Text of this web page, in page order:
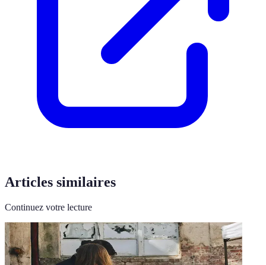
Articles similaires
Continuez votre lecture